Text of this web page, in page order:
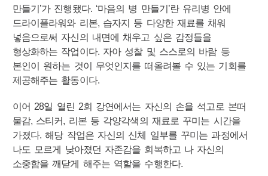
만들기’가 진행됐다. ‘마음의 병 만들기’란 유리병 안에
드라이플라워와 리본, 습자지 등 다양한 재료를 채워
넣음으로써 자신의 내면에 채우고 싶은 감정들을
형상화하는 작업이다. 자아 성찰 및 스스로의 바람 등
본인이 원하는 것이 무엇인지를 떠올려볼 수 있는 기회를
제공해주는 활동이다.
이어 28일 열린 2회 강연에서는 자신의 손을 석고로 본떠
물감, 스티커, 리본 등 각양각색의 재료로 꾸미는 시간을
가졌다. 해당 작업은 자신의 신체 일부를 꾸미는 과정에서
나도 모르게 낮아졌던 자존감을 회복하고 나 자신의
소중함을 깨닫게 해주는 역할을 수행한다.